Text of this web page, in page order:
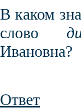
В каком
слово
Ивановна?
Ответ